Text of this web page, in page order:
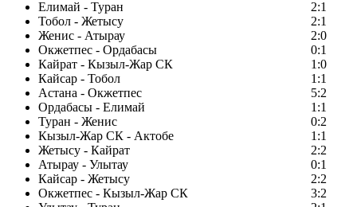
Елимай - Туран
2:1
Тобол - Жетысу
2:1
Женис - Атырау
2:0
Окжетпес - Ордабасы
0:1
Кайрат - Кызыл-Жар СК
1:0
Кайсар - Тобол
1:1
Астана - Окжетпес
5:2
Ордабасы - Елимай
1:1
Туран - Женис
0:2
Кызыл-Жар СК - Актобе
1:1
Жетысу - Кайрат
2:2
Атырау - Улытау
0:1
Кайсар - Жетысу
2:2
Окжетпес - Кызыл-Жар СК
3:2